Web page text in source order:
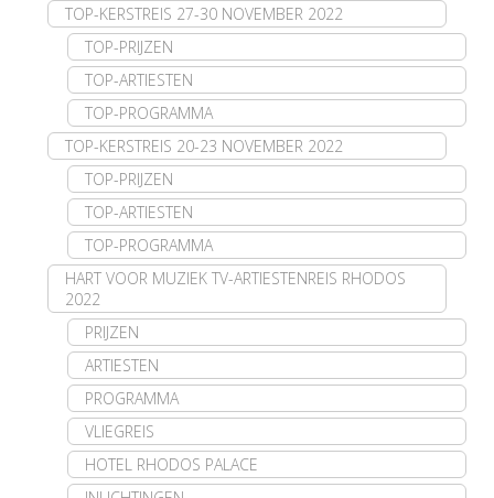
TOP-KERSTREIS 27-30 NOVEMBER 2022
TOP-PRIJZEN
TOP-ARTIESTEN
TOP-PROGRAMMA
TOP-KERSTREIS 20-23 NOVEMBER 2022
TOP-PRIJZEN
TOP-ARTIESTEN
TOP-PROGRAMMA
HART VOOR MUZIEK TV-ARTIESTENREIS RHODOS
2022
PRIJZEN
ARTIESTEN
PROGRAMMA
VLIEGREIS
HOTEL RHODOS PALACE